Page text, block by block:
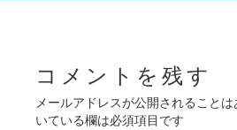
シ
コメントを残す
メールアドレスが公開されることは
いている欄は必須項目です